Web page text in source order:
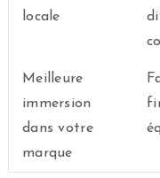
locale
Meilleure
immersion
dans votre
marque